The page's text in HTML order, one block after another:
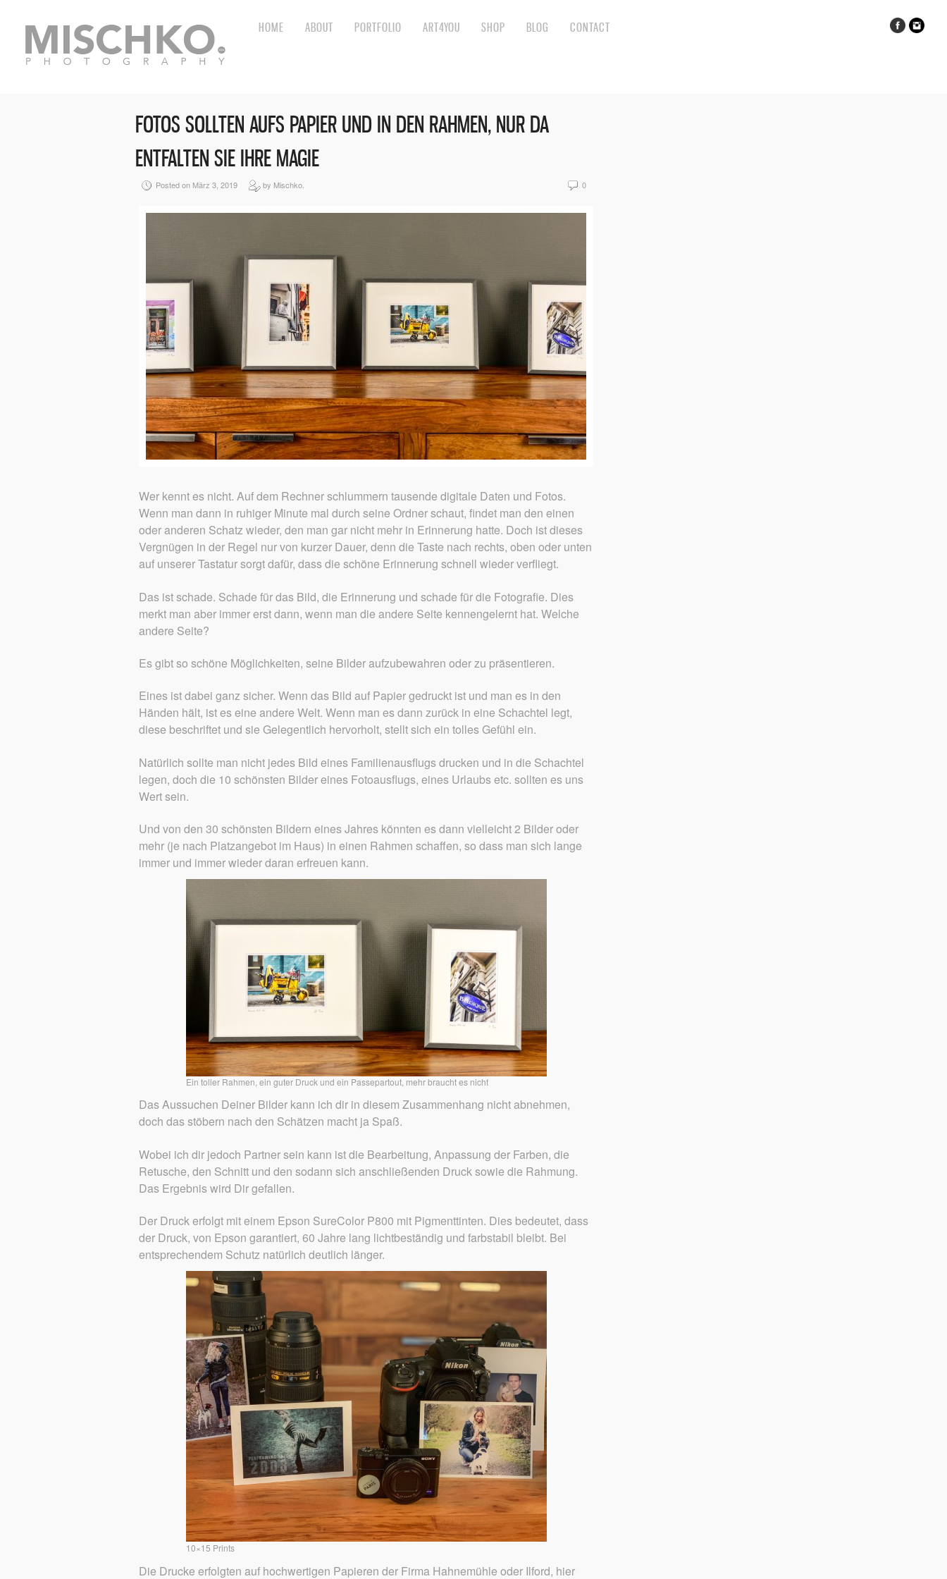
HOME ABOUT PORTFOLIO ART4YOU SHOP BLOG CONTACT
FOTOS SOLLTEN AUFS PAPIER UND IN DEN RAHMEN, NUR DA
ENTFALTEN SIE IHRE MAGIE
Posted on März 3, 2019 by Mischko. 0
Wer kennt es nicht. Auf dem Rechner schlummern tausende digitale Daten und Fotos.
Wenn man dann in ruhiger Minute mal durch seine Ordner schaut, findet man den einen
oder anderen Schatz wieder, den man gar nicht mehr in Erinnerung hatte. Doch ist dieses
Vergnügen in der Regel nur von kurzer Dauer, denn die Taste nach rechts, oben oder unten
auf unserer Tastatur sorgt dafür, dass die schöne Erinnerung schnell wieder verfliegt.
Das ist schade. Schade für das Bild, die Erinnerung und schade für die Fotografie. Dies
merkt man aber immer erst dann, wenn man die andere Seite kennengelernt hat. Welche
andere Seite?
Es gibt so schöne Möglichkeiten, seine Bilder aufzubewahren oder zu präsentieren.
Eines ist dabei ganz sicher. Wenn das Bild auf Papier gedruckt ist und man es in den
Händen hält, ist es eine andere Welt. Wenn man es dann zurück in eine Schachtel legt,
diese beschriftet und sie Gelegentlich hervorholt, stellt sich ein tolles Gefühl ein.
Natürlich sollte man nicht jedes Bild eines Familienausflugs drucken und in die Schachtel
legen, doch die 10 schönsten Bilder eines Fotoausflugs, eines Urlaubs etc. sollten es uns
Wert sein.
Und von den 30 schönsten Bildern eines Jahres könnten es dann vielleicht 2 Bilder oder
mehr (je nach Platzangebot im Haus) in einen Rahmen schaffen, so dass man sich lange
immer und immer wieder daran erfreuen kann.
Ein toller Rahmen, ein guter Druck und ein Passepartout, mehr braucht es nicht
Das Aussuchen Deiner Bilder kann ich dir in diesem Zusammenhang nicht abnehmen,
doch das stöbern nach den Schätzen macht ja Spaß.
Wobei ich dir jedoch Partner sein kann ist die Bearbeitung, Anpassung der Farben, die
Retusche, den Schnitt und den sodann sich anschließenden Druck sowie die Rahmung.
Das Ergebnis wird Dir gefallen.
Der Druck erfolgt mit einem Epson SureColor P800 mit Pigmenttinten. Dies bedeutet, dass
der Druck, von Epson garantiert, 60 Jahre lang lichtbeständig und farbstabil bleibt. Bei
entsprechendem Schutz natürlich deutlich länger.
10×15 Prints
Die Drucke erfolgten auf hochwertigen Papieren der Firma Hahnemühle oder Ilford, hier